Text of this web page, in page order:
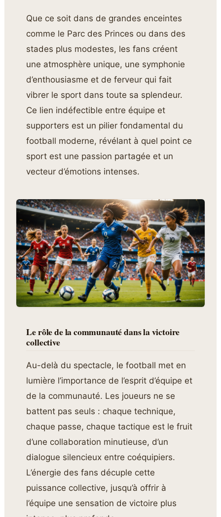
Que ce soit dans de grandes enceintes
comme le Parc des Princes ou dans des
stades plus modestes, les fans créent
une atmosphère unique, une symphonie
d’enthousiasme et de ferveur qui fait
vibrer le sport dans toute sa splendeur.
Ce lien indéfectible entre équipe et
supporters est un pilier fondamental du
football moderne, révélant à quel point ce
sport est une passion partagée et un
vecteur d’émotions intenses.
Le rôle de la communauté dans la victoire
collective
Au-delà du spectacle, le football met en
lumière l’importance de l’esprit d’équipe et
de la communauté. Les joueurs ne se
battent pas seuls : chaque technique,
chaque passe, chaque tactique est le fruit
d’une collaboration minutieuse, d’un
dialogue silencieux entre coéquipiers.
L’énergie des fans décuple cette
puissance collective, jusqu’à offrir à
l’équipe une sensation de victoire plus